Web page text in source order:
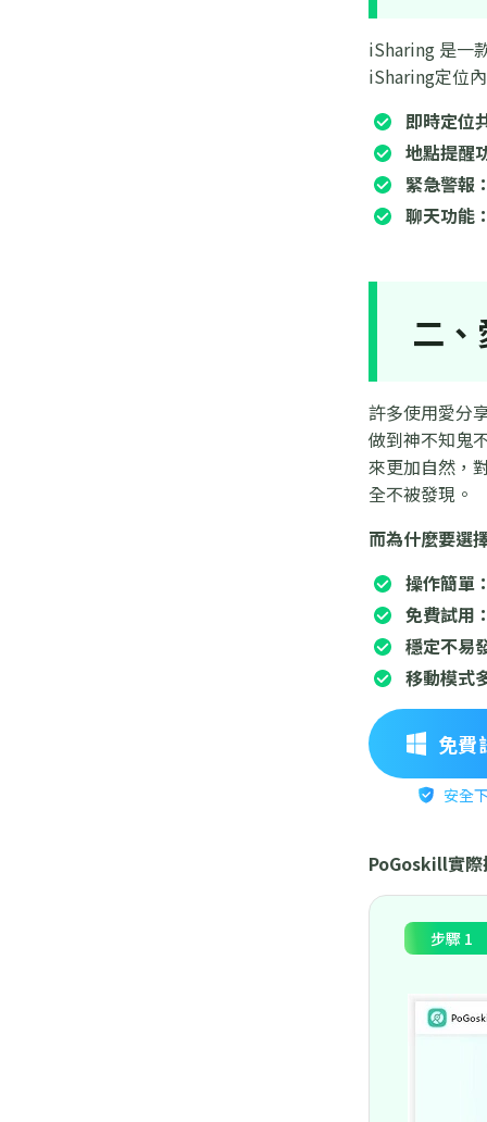
iSharing 是一
iSharing定位
即時定位
地點提醒
緊急警報
聊天功能
二
許多使用愛分
做到神不知鬼
來更加自然，
全不被發現。
而為什麼要選
操作簡單
免費試用
穩定不易
移動模式
免費
安全
PoGoskill實
步驟 1